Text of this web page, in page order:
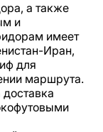
а также
и
имеет
Иран,
для
маршрута.